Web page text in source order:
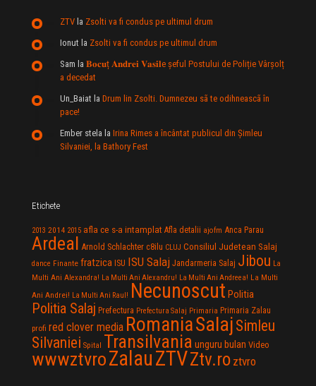
ZTV la Zsolti va fi condus pe ultimul drum
Ionut la Zsolti va fi condus pe ultimul drum
Sam la 𝐁𝐨𝐜𝐮ț 𝐀𝐧𝐝𝐫𝐞𝐢 𝐕𝐚𝐬𝐢𝐥e şeful Postului de Poliție Vârșolț
a decedat
Un_Baiat la Drum lin Zsolti. Dumnezeu sã te odihneascã în
pace!
Ember stela la Irina Rimes a încântat publicul din Şimleu
Silvaniei, la Bathory Fest
Etichete
2013 2014 2015 afla ce s-a intamplat Afla detalii ajofm Anca Parau
Ardeal Arnold Schlachter c8ilu CLUJ Consiliul Judetean Salaj
dance Finante fratzica ISU ISU Salaj Jandarmeria Salaj Jibou La
Multi Ani Alexandra! La Multi Ani Alexandru! La Multi Ani Andreea! La Multi
Ani Andrei! La Multi Ani Raul! Necunoscut Politia
Politia Salaj Prefectura Prefectura Salaj Primaria Primaria Zalau
profi red clover media RomaniaSalaj Simleu
Silvaniei Spital Transilvania unguru bulan Video
wwwztvroZalauZTVZtv.ro ztvro